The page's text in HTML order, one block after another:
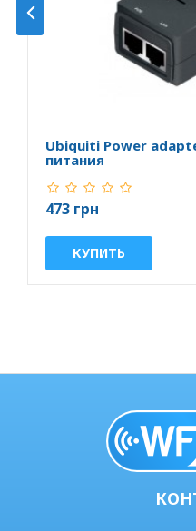
Ubiquiti Power
питания
473 грн
КУПИТЬ